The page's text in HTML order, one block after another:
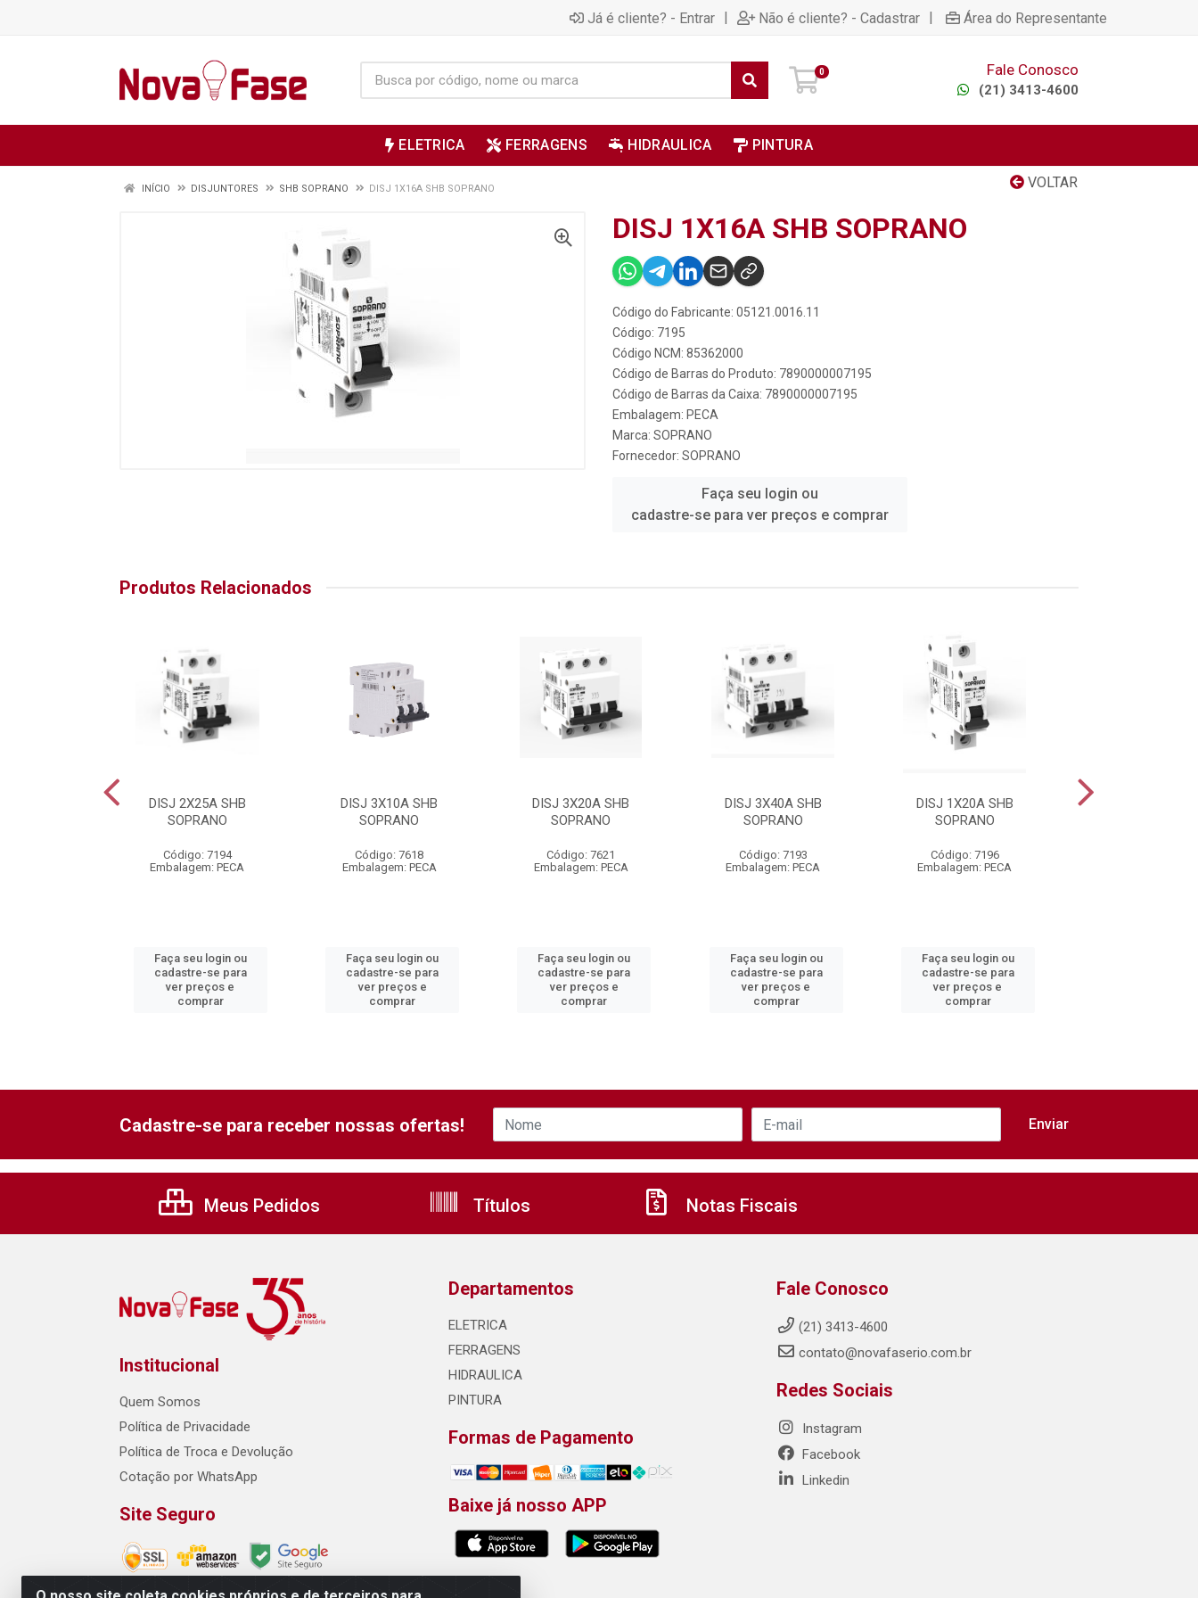
Já é cliente? - Entrar | Não é cliente? - Cadastrar | Área do Representante
0 Fale Conosco
(21) 3413-4600
ELETRICA FERRAGENS HIDRAULICA PINTURA
VOLTAR
INÍCIO DISJUNTORES SHB SOPRANO DISJ 1X16A SHB SOPRANO
DISJ 1X16A SHB SOPRANO
Código do Fabricante: 05121.0016.11
Código: 7195
Código NCM: 85362000
Código de Barras do Produto: 7890000007195
Código de Barras da Caixa: 7890000007195
Embalagem: PECA
Marca: SOPRANO
Fornecedor: SOPRANO
Faça seu login ou
cadastre-se para ver preços e comprar
Produtos Relacionados
DISJ 2X25A SHB
SOPRANO
Código: 7194
Embalagem: PECA
Faça seu login ou
cadastre-se para
ver preços e
comprar
DISJ 3X10A SHB
SOPRANO
Código: 7618
Embalagem: PECA
Faça seu login ou
cadastre-se para
ver preços e
comprar
DISJ 3X20A SHB
SOPRANO
Código: 7621
Embalagem: PECA
Faça seu login ou
cadastre-se para
ver preços e
comprar
DISJ 3X40A SHB
SOPRANO
Código: 7193
Embalagem: PECA
Faça seu login ou
cadastre-se para
ver preços e
comprar
DISJ 1X20A SHB
SOPRANO
Código: 7196
Embalagem: PECA
Faça seu login ou
cadastre-se para
ver preços e
comprar
Cadastre-se para receber nossas ofertas!
Meus Pedidos Títulos Notas Fiscais
Institucional
Quem Somos
Política de Privacidade
Política de Troca e Devolução
Cotação por WhatsApp
Site Seguro
Departamentos
ELETRICA
FERRAGENS
HIDRAULICA
PINTURA
Formas de Pagamento
Baixe já nosso APP
Fale Conosco
(21) 3413-4600
contato@novafaserio.com.br
Redes Sociais
Instagram
Facebook
Linkedin